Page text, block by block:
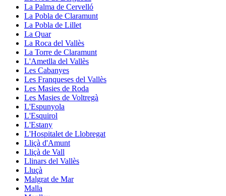
La Palma de Cervelló
La Pobla de Claramunt
La Pobla de Lillet
La Quar
La Roca del Vallès
La Torre de Claramunt
L'Ametlla del Vallès
Les Cabanyes
Les Franqueses del Vallès
Les Masies de Roda
Les Masies de Voltregà
L'Espunyola
L'Esquirol
L'Estany
L'Hospitalet de Llobregat
Lliçà d'Amunt
Lliçà de Vall
Llinars del Vallès
Lluçà
Malgrat de Mar
Malla